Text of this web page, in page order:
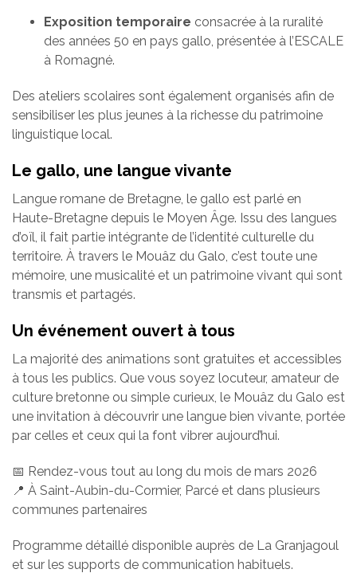
Exposition temporaire consacrée à la ruralité
des années 50 en pays gallo, présentée à l’ESCALE
à Romagné.
Des ateliers scolaires sont également organisés afin de
sensibiliser les plus jeunes à la richesse du patrimoine
linguistique local.
Le gallo, une langue vivante
Langue romane de Bretagne, le gallo est parlé en
Haute-Bretagne depuis le Moyen Âge. Issu des langues
d’oïl, il fait partie intégrante de l’identité culturelle du
territoire. À travers le Mouâz du Galo, c’est toute une
mémoire, une musicalité et un patrimoine vivant qui sont
transmis et partagés.
Un événement ouvert à tous
La majorité des animations sont gratuites et accessibles
à tous les publics. Que vous soyez locuteur, amateur de
culture bretonne ou simple curieux, le Mouâz du Galo est
une invitation à découvrir une langue bien vivante, portée
par celles et ceux qui la font vibrer aujourd’hui.
📅 Rendez-vous tout au long du mois de mars 2026
📍 À Saint-Aubin-du-Cormier, Parcé et dans plusieurs
communes partenaires
Programme détaillé disponible auprès de La Granjagoul
et sur les supports de communication habituels.